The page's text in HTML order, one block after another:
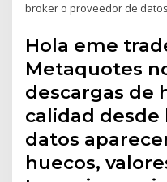
broker o proveedor de
Hola eme
Metaquotes
descargas de
calidad desde
datos
huecos,